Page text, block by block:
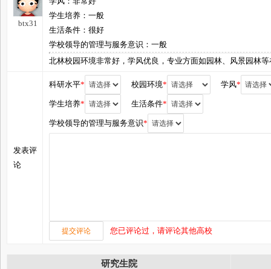
btx31
学生培养：一般
生活条件：很好
学校领导的管理与服务意识：一般
北林校园环境非常好，学风优良，专业方面如园林、风景园林
发表评
论
科研水平* 校园环境* 学风*
学生培养* 生活条件*
学校领导的管理与服务意识*
您已评论过，请评论其他高校
研究生院